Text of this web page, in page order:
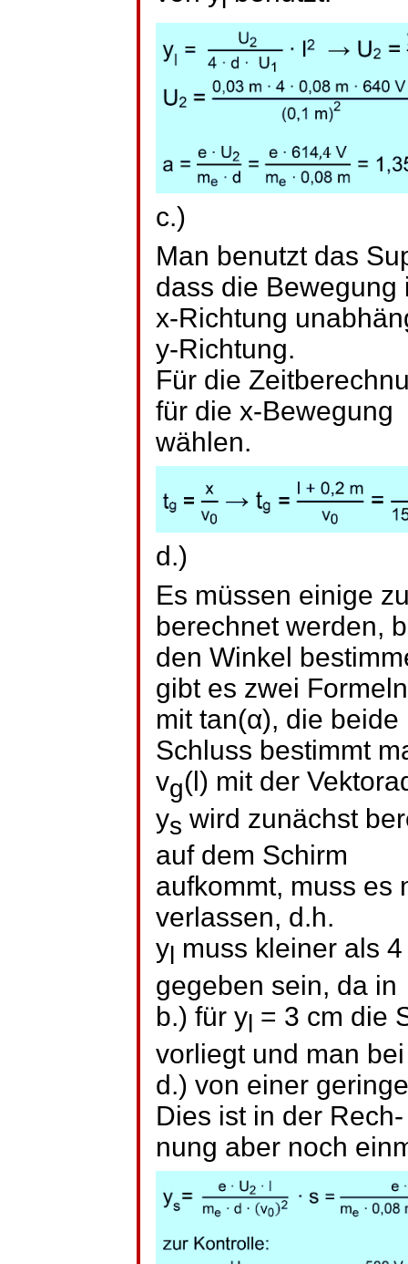
c.)
Man benutzt das
dass die Bewegung
x-Richtung
y-Richtung.
Für die
für die x-Bewegung
wählen.
d.)
Es müssen einige
berechnet werden,
den Winkel
gibt es zwei Formeln
mit tan(α), die
Schluss bestimmt
vg(l) mit der
ys wird zunächst
auf dem Schirm
aufkommt, muss es
verlassen, d.h.
y muss kleiner als
gegeben sein, da in
b.) für y = 3 cm die
vorliegt und man bei
d.) von einer
Dies ist in der Rech-
nung aber noch